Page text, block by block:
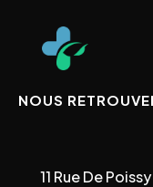
NOUS
11 Rue De